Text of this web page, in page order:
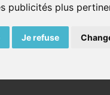
publicités plus
Je refuse